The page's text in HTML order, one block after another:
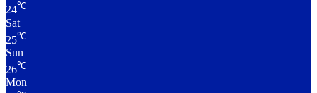
24℃
Sat
25℃
Sun
26℃
Mon